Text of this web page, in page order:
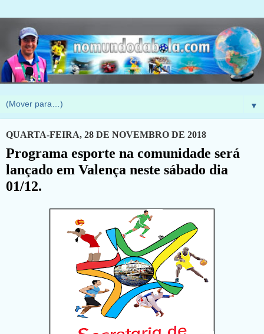
▼
QUARTA-FEIRA, 28 DE NOVEMBRO DE 2018
Programa esporte na comunidade será
lançado em Valença neste sábado dia
01/12.